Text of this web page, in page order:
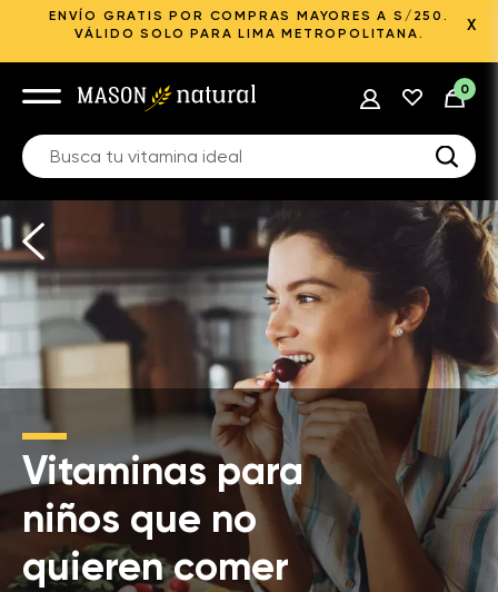
ENVÍO GRATIS POR COMPRAS MAYORES A S/250.
VÁLIDO SOLO PARA LIMA METROPOLITANA.
X
0
Vitaminas para
niños que no
quieren comer